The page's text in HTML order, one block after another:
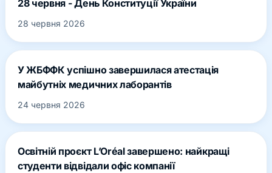
28 червня - День Конституції України
28 червня 2026
У ЖБФФК успішно завершилася атестація
майбутніх медичних лаборантів
24 червня 2026
Освітній проєкт L’Oréal завершено: найкращі
студенти відвідали офіс компанії